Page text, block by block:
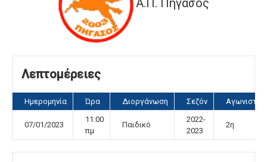
Α.Π. Πήγασος
Λεπτομέρειες
Ημερομηνία Ώρα Διοργάνωση Σεζόν Αγωνιστική
07/01/2023
11:00
πμ
Παιδικό
2022-
2023
2η